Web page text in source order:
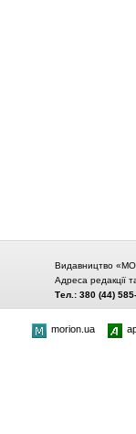
Видавництво
Адреса редакції
Тел.: 380 (44)
morion.ua